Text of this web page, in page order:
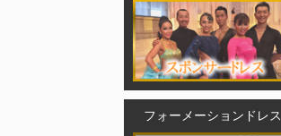
フォーメーションドレス